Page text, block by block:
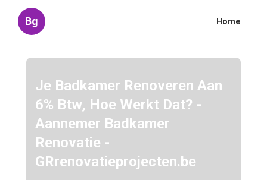
Bg Home
Je Badkamer Renoveren Aan
6% Btw, Hoe Werkt Dat? -
Aannemer Badkamer
Renovatie -
GRrenovatieprojecten.be